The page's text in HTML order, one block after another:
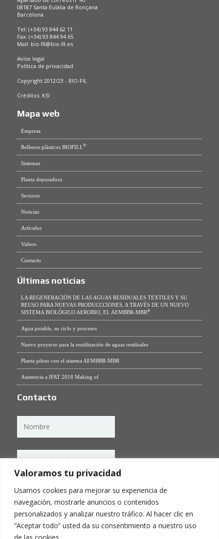
Valoramos tu privacidad
Usamos cookies para mejorar su experiencia de
navegación, mostrarle anuncios o contenidos
personalizados y analizar nuestro tráfico. Al hacer clic en
“Aceptar todo” usted da su consentimiento a nuestro uso
de las cookies.
08187 Santa Eulàlia de Ronçana
Barcelona
Tel: (+34) 93 844 62 11
Fax: (+34) 93 844 94 65
Mail: bio-fil@bio-fil.es
Aviso legal
Política de privacidad
Copyright 2012/23 - BIO-FIL
Créditos: KS!
Mapa web
Empresa
Rellenos plásticos BIOFILL®
Sistemas
Planta depuradora
Sectores
Noticias
Artículos
Videos
Contacto
Últimas noticias
LA REGENERACIÓN DE LAS AGUAS RESIDUALES TEXTILES Y SU
REUSO PARA NUEVAS PRODUCCCIONES, A TRAVÉS DE UN NUEVO
SISTEMA BIOLÓGICO AEROBIO, EL AEMBBR-MBR®
Agua potable, su ciclo y procesos
Nuevo proyecto para la reutilización de aguas residuales
Planta piloto con el sistema AEMBBR-MBR
Asistencia a IFAT 2018 Making of
Contacto